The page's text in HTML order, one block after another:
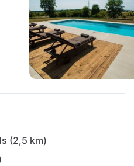
(2,5 km)